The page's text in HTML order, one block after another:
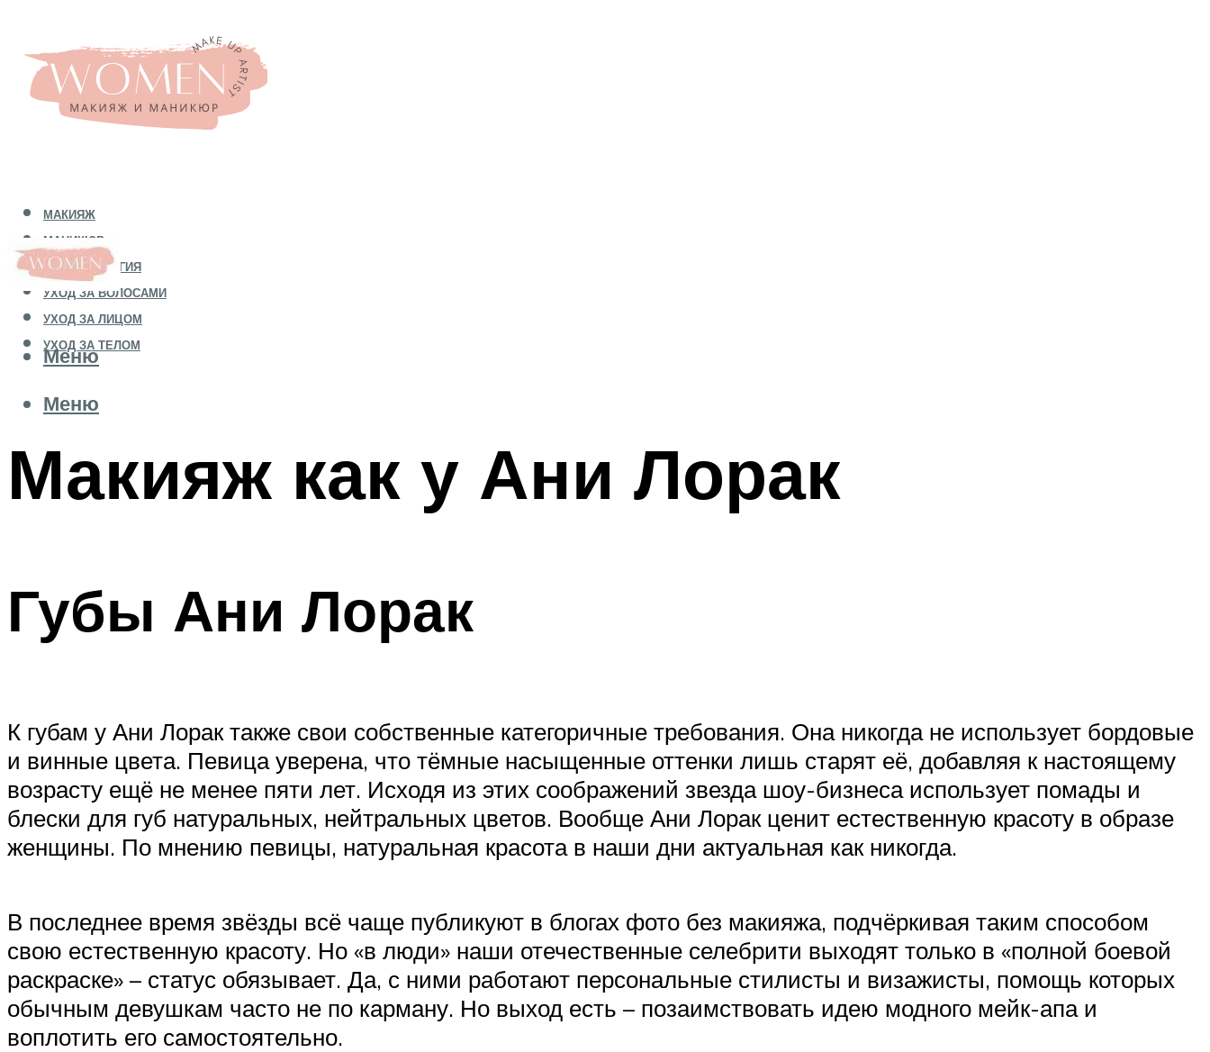
МАКИЯЖ
МАНИКЮР
КОСМЕТОЛОГИЯ
УХОД ЗА ВОЛОСАМИ
УХОД ЗА ЛИЦОМ
УХОД ЗА ТЕЛОМ
Меню
Меню
Макияж как у Ани Лорак
Губы Ани Лорак
К губам у Ани Лорак также свои собственные категоричные требования. Она никогда не использует бордовые
и винные цвета. Певица уверена, что тёмные насыщенные оттенки лишь старят её, добавляя к настоящему
возрасту ещё не менее пяти лет. Исходя из этих соображений звезда шоу-бизнеса использует помады и
блески для губ натуральных, нейтральных цветов. Вообще Ани Лорак ценит естественную красоту в образе
женщины. По мнению певицы, натуральная красота в наши дни актуальная как никогда.
В последнее время звёзды всё чаще публикуют в блогах фото без макияжа, подчёркивая таким способом
свою естественную красоту. Но «в люди» наши отечественные селебрити выходят только в «полной боевой
раскраске» – статус обязывает. Да, с ними работают персональные стилисты и визажисты, помощь которых
обычным девушкам часто не по карману. Но выход есть – позаимствовать идею модного мейк-апа и
воплотить его самостоятельно.